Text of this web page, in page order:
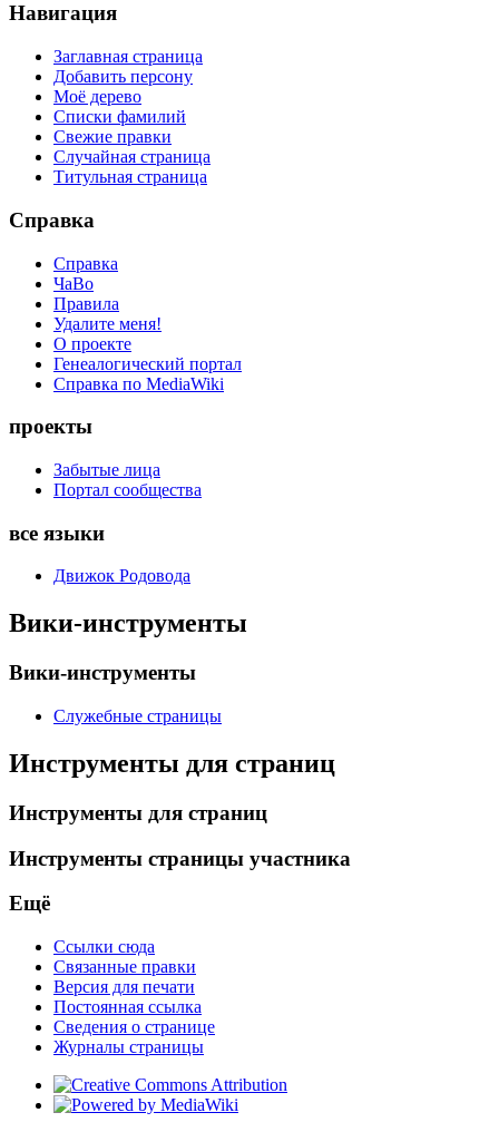
Навигация
Заглавная страница
Добавить персону
Моё дерево
Списки фамилий
Свежие правки
Случайная страница
Титульная страница
Справка
Справка
ЧаВо
Правила
Удалите меня!
О проекте
Генеалогический портал
Справка по MediaWiki
проекты
Забытые лица
Портал сообщества
все языки
Движок Родовода
Вики-инструменты
Вики-инструменты
Служебные страницы
Инструменты для страниц
Инструменты для страниц
Инструменты страницы участника
Ещё
Ссылки сюда
Связанные правки
Версия для печати
Постоянная ссылка
Сведения о странице
Журналы страницы